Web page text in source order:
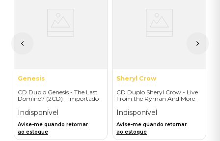
Genesis
CD Duplo Genesis - The Last
Domino? (2CD) - Importado
Indisponível
Avise-me quando retornar
ao estoque
Sheryl Crow
CD Duplo Sheryl Crow - Live
From the Ryman And More -
Indisponível
Avise-me quando retornar
ao estoque